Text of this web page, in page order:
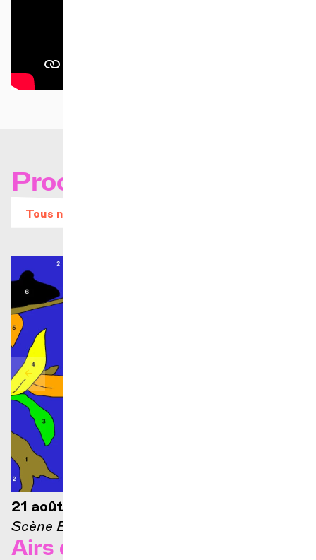
Prochains concerts
Tous nos évènements
21 août 2026 — 21h
Scène Ella-Fitzgerald
Airs d'Opéra